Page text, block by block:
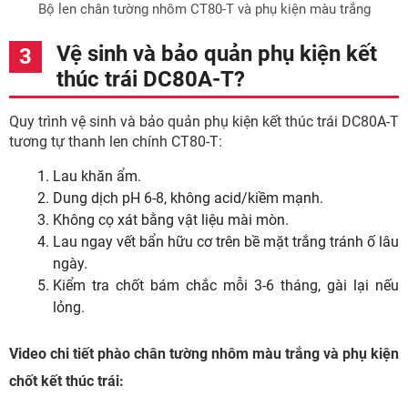
Bộ len chân tường nhôm CT80-T và phụ kiện màu trắng
Vệ sinh và bảo quản phụ kiện kết
thúc trái DC80A-T?
Quy trình vệ sinh và bảo quản phụ kiện kết thúc trái DC80A-T
tương tự thanh len chính CT80-T:
Lau khăn ẩm.
Dung dịch pH 6-8, không acid/kiềm mạnh.
Không cọ xát bằng vật liệu mài mòn.
Lau ngay vết bẩn hữu cơ trên bề mặt trắng tránh ố lâu
ngày.
Kiểm tra chốt bám chắc mỗi 3-6 tháng, gài lại nếu
lỏng.
Video chi tiết phào chân tường nhôm màu trắng và phụ kiện
chốt kết thúc trái: